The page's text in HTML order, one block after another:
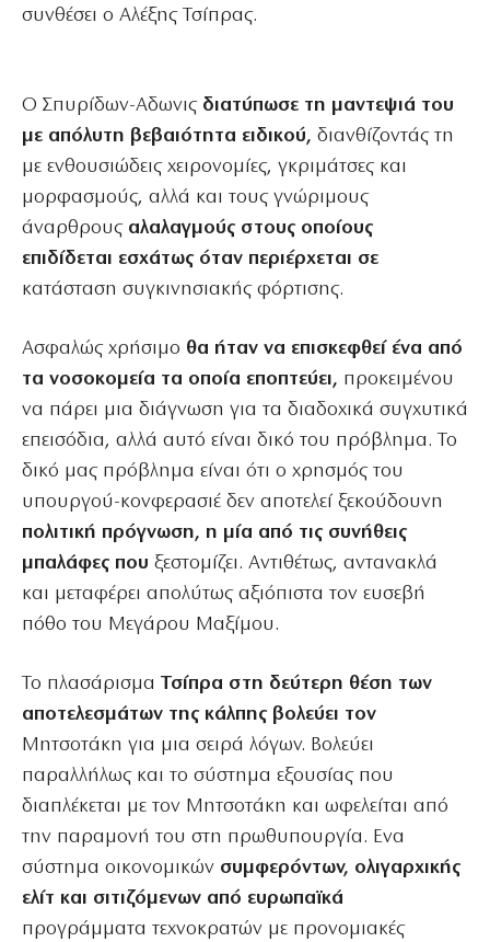
συνθέσει ο Αλέξης Τσίπρας.
Ο Σπυρίδων-Αδωνιςδιατύπωσε τη μαντεψιά του
με απόλυτη βεβαιότητα ειδικού, διανθίζοντάς τη
με ενθουσιώδεις χειρονομίες, γκριμάτσες και
μορφασμούς, αλλά και τους γνώριμους
άναρθρουςαλαλαγμούς στους οποίους
επιδίδεται εσχάτως όταν περιέρχεται σε
κατάσταση συγκινησιακής φόρτισης.
Ασφαλώς χρήσιμο θα ήταν να επισκεφθεί ένα από
τα νοσοκομεία τα οποία εποπτεύει, προκειμένου
να πάρει μια διάγνωση για τα διαδοχικά συγχυτικά
επεισόδια, αλλά αυτό είναι δικό του πρόβλημα. Το
δικό μας πρόβλημα είναι ότι ο χρησμός του
υπουργού-κονφερασιέ δεν αποτελεί ξεκούδουνη
πολιτική πρόγνωση, η μία από τις συνήθεις
μπαλάφες που ξεστομίζει. Αντιθέτως, αντανακλά
και μεταφέρει απολύτως αξιόπιστα τον ευσεβή
πόθο του Μεγάρου Μαξίμου.
Το πλασάρισμα Τσίπρα στη δεύτερη θέση των
αποτελεσμάτων της κάλπης βολεύει τον
Μητσοτάκη για μια σειρά λόγων. Βολεύει
παραλλήλως και το σύστημα εξουσίας που
διαπλέκεται με τον Μητσοτάκη και ωφελείται από
την παραμονή του στη πρωθυπουργία. Ενα
σύστημα οικονομικών συμφερόντων, ολιγαρχικής
ελίτ και σιτιζόμενων από ευρωπαϊκά
προγράμματα τεχνοκρατών με προνομιακές